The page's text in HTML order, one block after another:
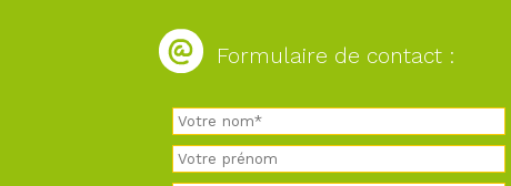
Formulaire de contact :